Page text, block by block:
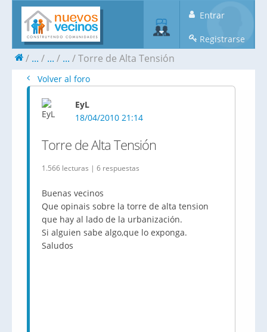
Entrar
Registrarse
... ... ... Torre de Alta Tensión
Volver al foro
EyL
18/04/2010 21:14
Torre de Alta Tensión
1.566 lecturas | 6 respuestas
Buenas vecinos
Que opinais sobre la torre de alta tension
que hay al lado de la urbanización.
Si alguien sabe algo,que lo exponga.
Saludos